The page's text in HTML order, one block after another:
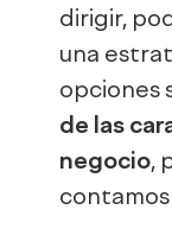
dirigir,
una
opciones
de las
negocio,
contamos